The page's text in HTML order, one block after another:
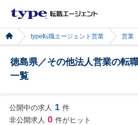
type転職エージェント営業 営業
徳島県／その他法人営業の転
一覧
公開中の求人 1 件
非公開求人 0 件がヒット